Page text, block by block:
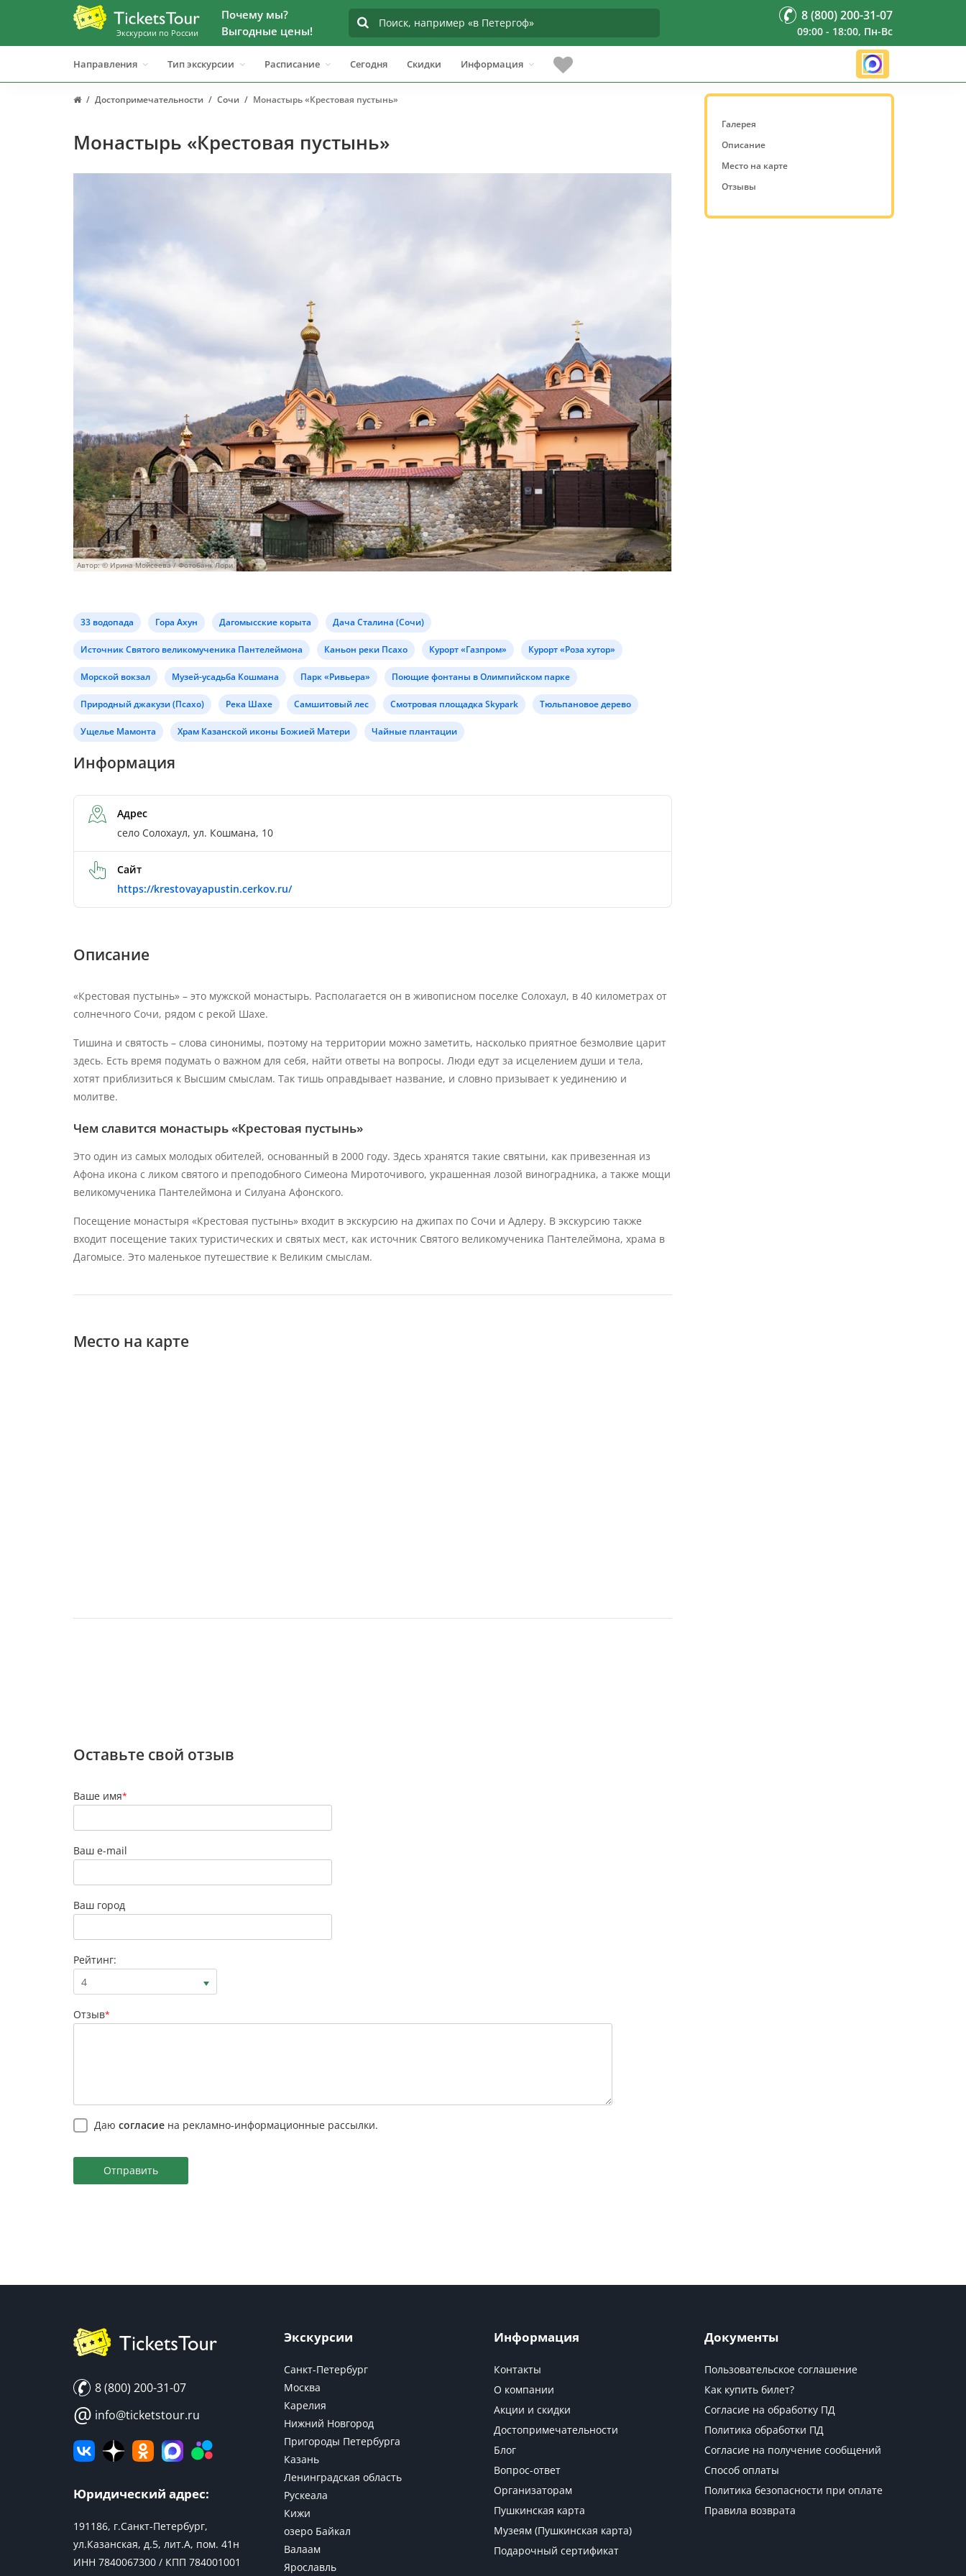
Экскурсии по России
Почему мы?
Выгодные цены!
8 (800) 200-31-07
09:00 - 18:00, Пн-Вс
Направления Тип экскурсии Расписание Сегодня Скидки Информация
Достопримечательности Сочи Монастырь «Крестовая пустынь»
Монастырь «Крестовая пустынь»
Автор: © Ирина Мойсеева / Фотобанк Лори
33 водопада Гора Ахун Дагомысские корыта Дача Сталина (Сочи)
Источник Святого великомученика Пантелеймона Каньон реки Псахо Курорт «Газпром» Курорт «Роза хутор»
Морской вокзал Музей-усадьба Кошмана Парк «Ривьера» Поющие фонтаны в Олимпийском парке
Природный джакузи (Псахо) Река Шахе Самшитовый лес Смотровая площадка Skypark Тюльпановое дерево
Ущелье Мамонта Храм Казанской иконы Божией Матери Чайные плантации
Информация
Адрес
село Солохаул, ул. Кошмана, 10
Сайт
https://krestovayapustin.cerkov.ru/
Описание
«Крестовая пустынь» – это мужской монастырь. Располагается он в живописном поселке Солохаул, в 40 километрах от
солнечного Сочи, рядом с рекой Шахе.
Тишина и святость – слова синонимы, поэтому на территории можно заметить, насколько приятное безмолвие царит
здесь. Есть время подумать о важном для себя, найти ответы на вопросы. Люди едут за исцелением души и тела,
хотят приблизиться к Высшим смыслам. Так тишь оправдывает название, и словно призывает к уединению и
молитве.
Чем славится монастырь «Крестовая пустынь»
Это один из самых молодых обителей, основанный в 2000 году. Здесь хранятся такие святыни, как привезенная из
Афона икона с ликом святого и преподобного Симеона Мироточивого, украшенная лозой виноградника, а также мощи
великомученика Пантелеймона и Силуана Афонского.
Посещение монастыря «Крестовая пустынь» входит в экскурсию на джипах по Сочи и Адлеру. В экскурсию также
входит посещение таких туристических и святых мест, как источник Святого великомученика Пантелеймона, храма в
Дагомысе. Это маленькое путешествие к Великим смыслам.
Место на карте
Галерея
Описание
Место на карте
Отзывы
Оставьте свой отзыв
Ваше имя*
Ваш e-mail
Ваш город
Рейтинг:
4
Отзыв*
Даю согласие на рекламно-информационные рассылки.
Отправить
8 (800) 200-31-07
@ info@ticketstour.ru
Юридический адрес:
191186, г.Санкт-Петербург,
ул.Казанская, д.5, лит.А, пом. 41н
ИНН 7840067300 / КПП 784001001
Экскурсии
Санкт-Петербург
Москва
Карелия
Нижний Новгород
Пригороды Петербурга
Казань
Ленинградская область
Рускеала
Кижи
озеро Байкал
Валаам
Ярославль
Информация
Контакты
О компании
Акции и скидки
Достопримечательности
Блог
Вопрос-ответ
Организаторам
Пушкинская карта
Музеям (Пушкинская карта)
Подарочный сертификат
Документы
Пользовательское соглашение
Как купить билет?
Согласие на обработку ПД
Политика обработки ПД
Согласие на получение сообщений
Способ оплаты
Политика безопасности при оплате
Правила возврата